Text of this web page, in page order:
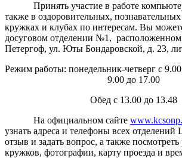
Принять участие в работе
также в оздоровительных,
кружках и клубах по интересам. Вы
досуговом отделении №1, расположенном
Петергоф, ул. Юты Бондаровской, д. 23,
Режим работы: понедельник-четверг с
9.00 до 17.00
Обед с 13.00 до 13.48
На официальном сайте
узнать адреса и телефоны всех отделений
отзыв и задать вопрос, а также
кружков, фотографии, карту проезда и